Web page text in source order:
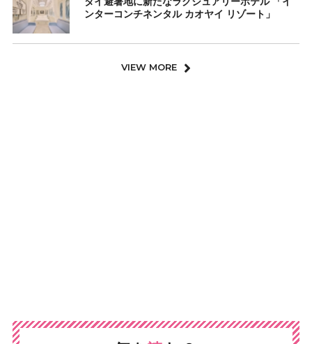
ンターコンチネンタル カオヤイ リゾート」
VIEW MORE